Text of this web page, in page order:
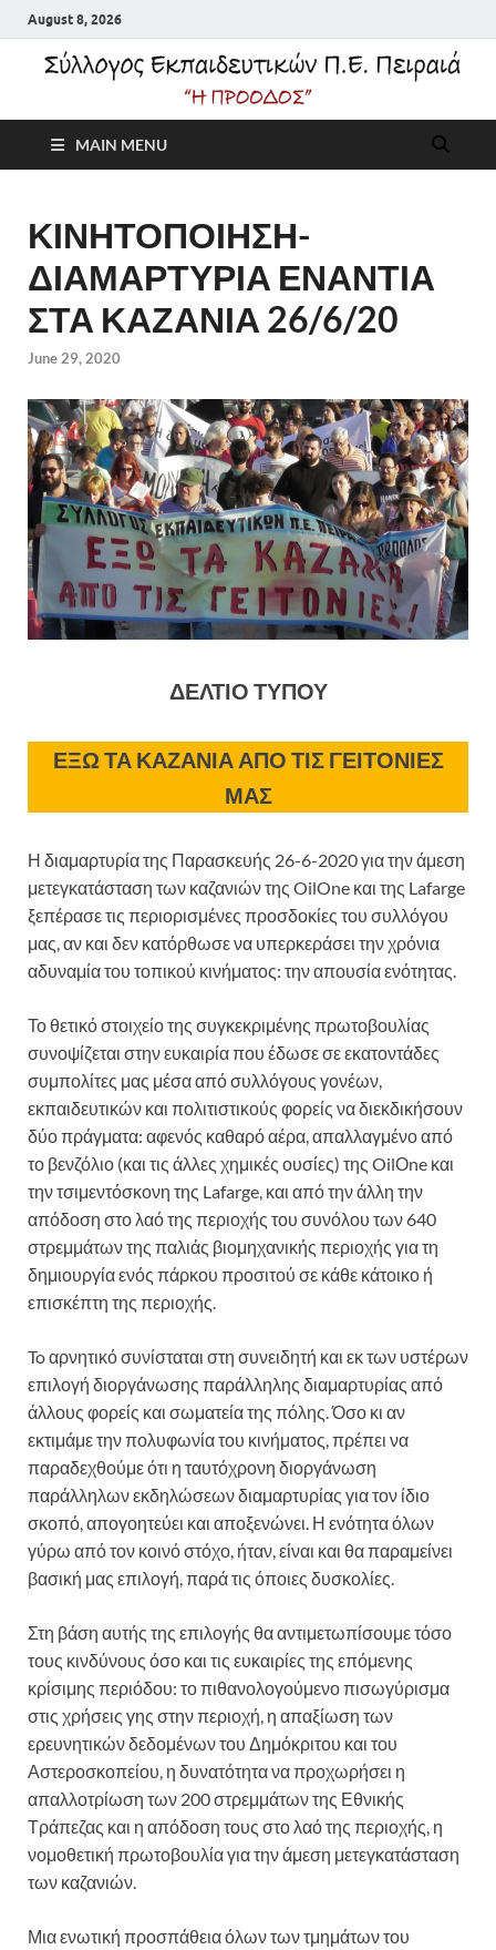
August 8, 2026
Σύλλογος
Εκπαιδευτικών Π.Ε.
Πειραιά "Η Πρόοδος"
MAIN MENU
ΚΙΝΗΤΟΠΟΙΗΣΗ-
ΔΙΑΜΑΡΤΥΡΙΑ ΕΝΑΝΤΙΑ
ΣΤΑ ΚΑΖΑΝΙΑ 26/6/20
June 29, 2020
ΔΕΛΤΙΟ ΤΥΠΟΥ
ΕΞΩ ΤΑ ΚΑΖΑΝΙΑ ΑΠΟ ΤΙΣ ΓΕΙΤΟΝΙΕΣ
ΜΑΣ
Η διαμαρτυρία της Παρασκευής 26-6-2020 για την άμεση
μετεγκατάσταση των καζανιών της OilOne και της Lafarge
ξεπέρασε τις περιορισμένες προσδοκίες του συλλόγου
μας, αν και δεν κατόρθωσε να υπερκεράσει την χρόνια
αδυναμία του τοπικού κινήματος: την απουσία ενότητας.
Το θετικό στοιχείο της συγκεκριμένης πρωτοβουλίας
συνοψίζεται στην ευκαιρία που έδωσε σε εκατοντάδες
συμπολίτες μας μέσα από συλλόγους γονέων,
εκπαιδευτικών και πολιτιστικούς φορείς να διεκδικήσουν
δύο πράγματα: αφενός καθαρό αέρα, απαλλαγμένο από
το βενζόλιο (και τις άλλες χημικές ουσίες) της OilΟne και
την τσιμεντόσκονη της Lafarge, και από την άλλη την
απόδοση στο λαό της περιοχής του συνόλου των 640
στρεμμάτων της παλιάς βιομηχανικής περιοχής για τη
δημιουργία ενός πάρκου προσιτού σε κάθε κάτοικο ή
επισκέπτη της περιοχής.
To αρνητικό συνίσταται στη συνειδητή και εκ των υστέρων
επιλογή διοργάνωσης παράλληλης διαμαρτυρίας από
άλλους φορείς και σωματεία της πόλης. Όσο κι αν
εκτιμάμε την πολυφωνία του κινήματος, πρέπει να
παραδεχθούμε ότι η ταυτόχρονη διοργάνωση
παράλληλων εκδηλώσεων διαμαρτυρίας για τον ίδιο
σκοπό, απογοητεύει και αποξενώνει. Η ενότητα όλων
γύρω από τον κοινό στόχο, ήταν, είναι και θα παραμείνει
βασική μας επιλογή, παρά τις όποιες δυσκολίες.
Στη βάση αυτής της επιλογής θα αντιμετωπίσουμε τόσο
τους κινδύνους όσο και τις ευκαιρίες της επόμενης
κρίσιμης περιόδου: το πιθανολογούμενο πισωγύρισμα
στις χρήσεις γης στην περιοχή, η απαξίωση των
ερευνητικών δεδομένων του Δημόκριτου και του
Αστεροσκοπείου, η δυνατότητα να προχωρήσει η
απαλλοτρίωση των 200 στρεμμάτων της Εθνικής
Τράπεζας και η απόδοση τους στο λαό της περιοχής, η
νομοθετική πρωτοβουλία για την άμεση μετεγκατάσταση
των καζανιών.
Μια ενωτική προσπάθεια όλων των τμημάτων του